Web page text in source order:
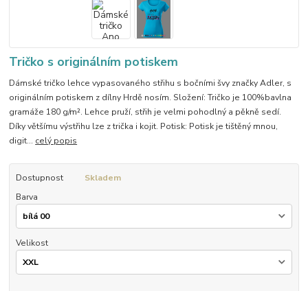
Tričko s originálním potiskem
Dámské tričko lehce vypasovaného střihu s bočními švy značky Adler, s
originálním potiskem z dílny Hrdě nosím. Složení: Tričko je 100%bavlna
gramáže 180 g/m². Lehce pruží, střih je velmi pohodlný a pěkně sedí.
Díky většímu výstřihu lze z trička i kojit. Potisk: Potisk je tištěný mnou,
digit... celý popis
Dostupnost
Skladem
Barva
Velikost